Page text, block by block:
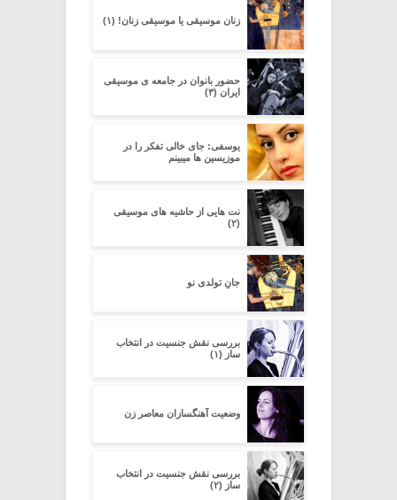
زنان موسیقی یا موسیقی زنان! (۱)
حضور بانوان در جامعه ی موسیقی
ایران (۳)
یوسفی: جای خالی تفکر را در
موزیسین ها میبینم
نت هایی از حاشیه های موسیقی
(۲)
جانِ تولدی نو
بررسی نقش جنسیت در انتخاب
ساز (۱)
وضعیت آهنگسازان معاصر زن
بررسی نقش جنسیت در انتخاب
ساز (۲)